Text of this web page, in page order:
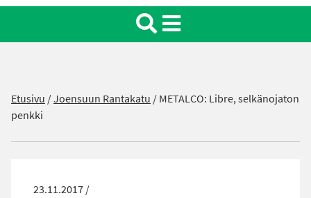
Etusivu /Joensuun Rantakatu /METALCO: Libre, selkänojaton
penkki
23.11.2017 /